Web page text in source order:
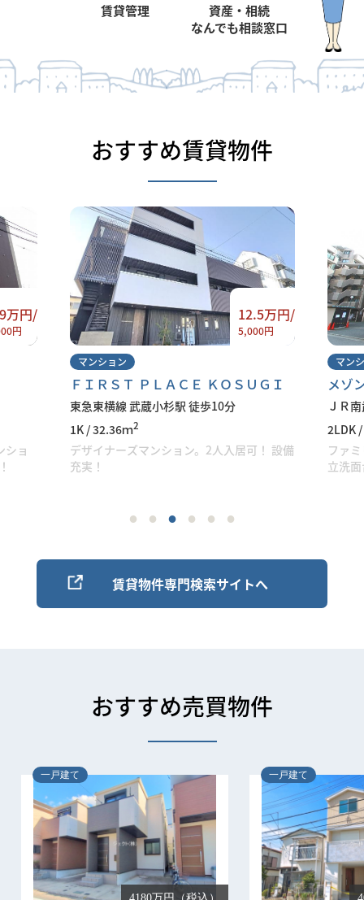
賃貸管理
資産・相続
なんでも相談窓口
おすすめ賃貸物件
万円/
円
ョ
12.5万円/
5,000円
マンション
ＦＩＲＳＴ ＰＬＡＣＥ ＫＯＳＵＧＩ
東急東横線 武蔵小杉駅 徒歩10分
1K / 32.36ｍ2
デザイナーズマンション。2人入居可！ 設備
充実！
マン
メゾ
ＪＲ
2LDK
ファ
立洗
賃貸物件専門検索サイトへ
おすすめ売買物件